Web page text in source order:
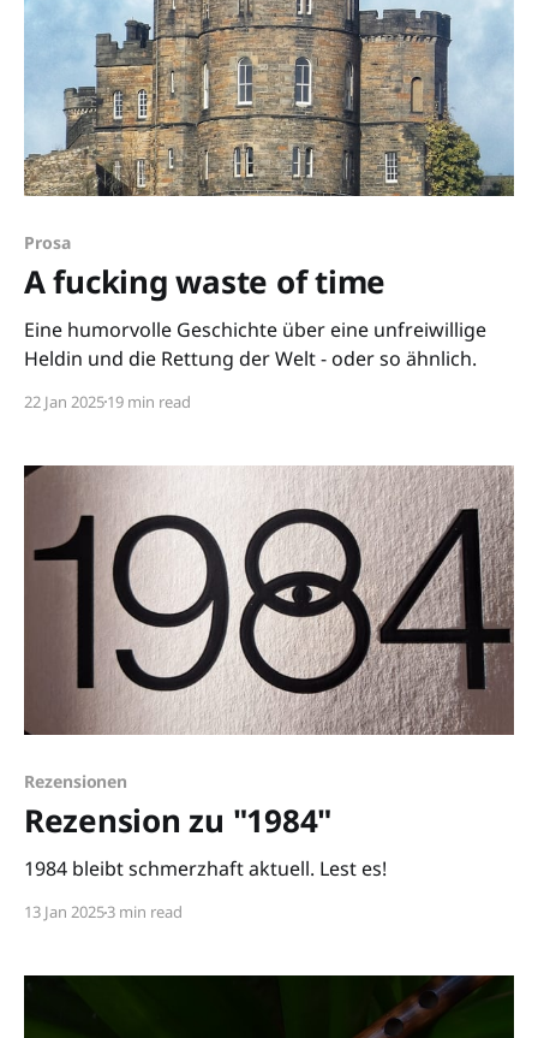
Prosa
A fucking waste of time
Eine humorvolle Geschichte über eine unfreiwillige
Heldin und die Rettung der Welt - oder so ähnlich.
22 Jan 202519 min read
Rezensionen
Rezension zu "1984"
1984 bleibt schmerzhaft aktuell. Lest es!
13 Jan 20253 min read